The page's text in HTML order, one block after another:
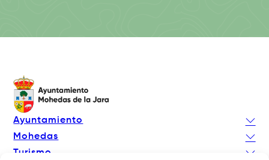
Ayuntamiento
Mohedas
Turismo